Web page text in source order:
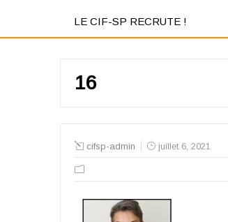
LE CIF-SP RECRUTE !
16
cifsp-admin juillet 6, 2021